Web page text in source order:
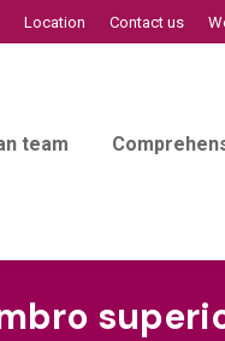
Location Contact us
team